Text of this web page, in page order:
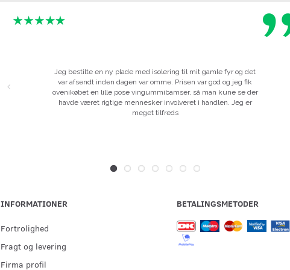
Jeg bestilte en ny plade med isolering til mit gamle fyr og det
var afsendt inden dagen var omme. Prisen var god og jeg fik
ovenikøbet en lille pose vingummibamser, så man kune se der
havde været rigtige mennesker involveret i handlen. Jeg er
meget tilfreds
INFORMATIONER
Fortrolighed
Fragt og levering
Firma profil
BETALINGSMETODER